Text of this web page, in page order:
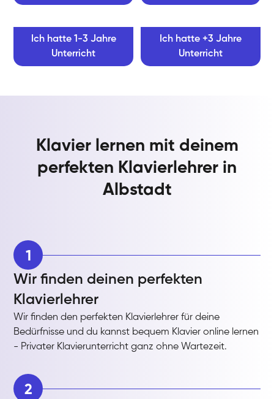
Ich hatte 1-3 Jahre
Unterricht
Ich hatte +3 Jahre
Unterricht
Klavier lernen mit deinem
perfekten Klavierlehrer in
Albstadt
1
Wir finden deinen perfekten
Klavierlehrer
Wir finden den perfekten Klavierlehrer für deine
Bedürfnisse und du kannst bequem Klavier online lernen
- Privater Klavierunterricht ganz ohne Wartezeit.
2